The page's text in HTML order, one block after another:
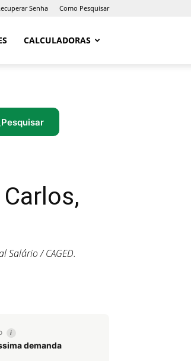
Senha Como Pesquisar
CALCULADORAS
Pesquisar
Salário / CAGED.
i
demanda